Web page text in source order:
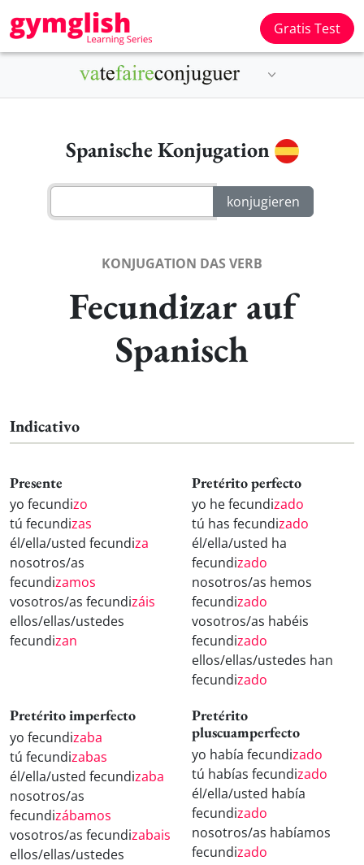
Gratis Test
Spanische Konjugation
KONJUGATION DAS VERB
Fecundizar auf
Spanisch
Indicativo
Presente
yo fecundizo
tú fecundizas
él/ella/usted fecundiza
nosotros/as
fecundizamos
vosotros/as fecundizáis
ellos/ellas/ustedes
fecundizan
Pretérito perfecto
yo he fecundizado
tú has fecundizado
él/ella/usted ha
fecundizado
nosotros/as hemos
fecundizado
vosotros/as habéis
fecundizado
ellos/ellas/ustedes han
fecundizado
Pretérito imperfecto
yo fecundizaba
tú fecundizabas
él/ella/usted fecundizaba
nosotros/as
fecundizábamos
vosotros/as fecundizabais
ellos/ellas/ustedes
Pretérito
pluscuamperfecto
yo había fecundizado
tú habías fecundizado
él/ella/usted había
fecundizado
nosotros/as habíamos
fecundizado